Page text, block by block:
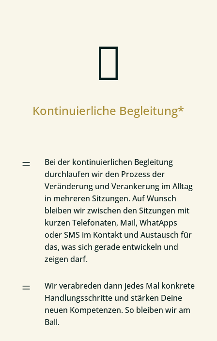

Kontinuierliche Begleitung*
=
Bei der kontinuierlichen Begleitung
durchlaufen wir den Prozess der
Veränderung und Verankerung im Alltag
in mehreren Sitzungen. Auf Wunsch
bleiben wir zwischen den Sitzungen mit
kurzen Telefonaten, Mail, WhatApps
oder SMS im Kontakt und Austausch für
das, was sich gerade entwickeln und
zeigen darf.
=
Wir verabreden dann jedes Mal konkrete
Handlungsschritte und stärken Deine
neuen Kompetenzen. So bleiben wir am
Ball.